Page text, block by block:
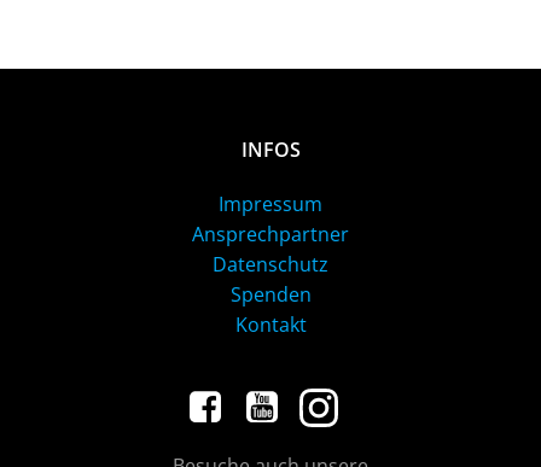
INFOS
Impressum
Ansprechpartner
Datenschutz
Spenden
Kontakt